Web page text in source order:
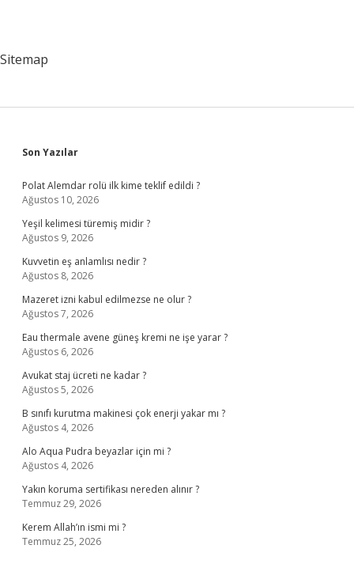
Sitemap
Sidebar
Son Yazılar
Polat Alemdar rolü ilk kime teklif edildi ?
Ağustos 10, 2026
Yeşil kelimesi türemiş midir ?
Ağustos 9, 2026
Kuvvetin eş anlamlısı nedir ?
Ağustos 8, 2026
Mazeret izni kabul edilmezse ne olur ?
Ağustos 7, 2026
Eau thermale avene güneş kremi ne işe yarar ?
Ağustos 6, 2026
Avukat staj ücreti ne kadar ?
Ağustos 5, 2026
B sınıfı kurutma makinesi çok enerji yakar mı ?
Ağustos 4, 2026
Alo Aqua Pudra beyazlar için mi ?
Ağustos 4, 2026
Yakın koruma sertifikası nereden alınır ?
Temmuz 29, 2026
Kerem Allah’ın ismi mi ?
Temmuz 25, 2026